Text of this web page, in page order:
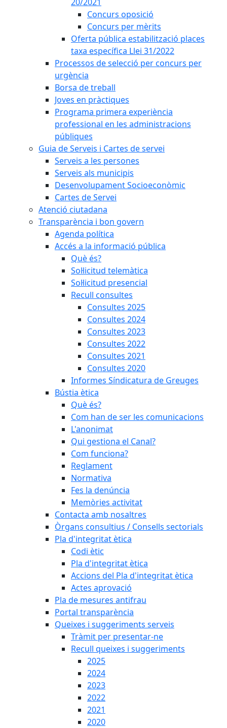
Concurs oposició
Concurs per mèrits
Oferta pública estabilització places
taxa específica Llei 31/2022
Processos de selecció per concurs per
urgència
Borsa de treball
Joves en pràctiques
Programa primera experiència
professional en les administracions
públiques
Guia de Serveis i Cartes de servei
Serveis a les persones
Serveis als municipis
Desenvolupament Socioeconòmic
Cartes de Servei
Atenció ciutadana
Transparència i bon govern
Agenda política
Accés a la informació pública
Què és?
Sol·licitud telemàtica
Sol·licitud presencial
Recull consultes
Consultes 2025
Consultes 2024
Consultes 2023
Consultes 2022
Consultes 2021
Consultes 2020
Informes Síndicatura de Greuges
Bústia ètica
Què és?
Com han de ser les comunicacions
L'anonimat
Qui gestiona el Canal?
Com funciona?
Reglament
Normativa
Fes la denúncia
Memòries activitat
Contacta amb nosaltres
Òrgans consultius / Consells sectorials
Pla d'integritat ètica
Codi ètic
Pla d'integritat ètica
Accions del Pla d'integritat ètica
Actes aprovació
Pla de mesures antifrau
Portal transparència
Queixes i suggeriments serveis
Tràmit per presentar-ne
Recull queixes i suggeriments
2025
2024
2023
2022
2021
2020